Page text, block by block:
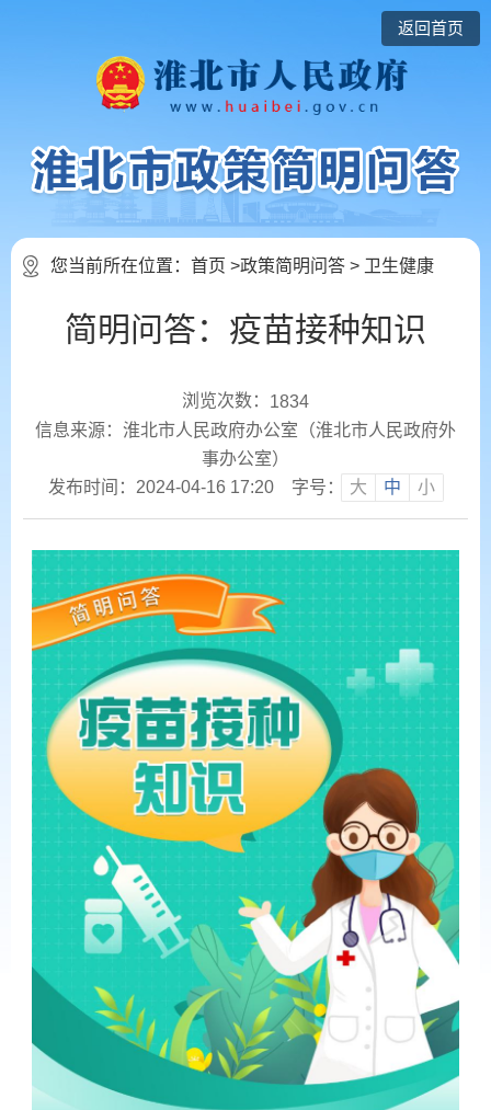
返回首页
您当前所在位置： 首页 >政策简明问答 > 卫生健康
简明问答：疫苗接种知识
浏览次数： 1834
信息来源：淮北市人民政府办公室（淮北市人民政府外
事办公室）
发布时间：2024-04-16 17:20
字号： 大 中 小